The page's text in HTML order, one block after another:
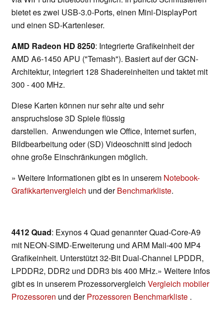
bietet es zwei USB-3.0-Ports, einen Mini-DisplayPort
und einen SD-Kartenleser.
AMD Radeon HD 8250: Integrierte Grafikeinheit der
AMD A6-1450 APU ("Temash"). Basiert auf der GCN-
Architektur, integriert 128 Shadereinheiten und taktet mit
300 - 400 MHz.
Diese Karten können nur sehr alte und sehr
anspruchslose 3D Spiele flüssig
darstellen. Anwendungen wie Office, Internet surfen,
Bildbearbeitung oder (SD) Videoschnitt sind jedoch
ohne große Einschränkungen möglich.
» Weitere Informationen gibt es in unserem Notebook-
Grafikkartenvergleich und derBenchmarkliste.
4412 Quad: Exynos 4 Quad genannter Quad-Core-A9
mit NEON-SIMD-Erweiterung und ARM Mali-400 MP4
Grafikeinheit. Unterstützt 32-Bit Dual-Channel LPDDR,
LPDDR2, DDR2 und DDR3 bis 400 MHz.» Weitere Infos
gibt es in unserem Prozessorvergleich Vergleich mobiler
Prozessoren und derProzessoren Benchmarkliste .